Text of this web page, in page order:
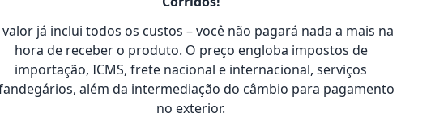
valor já inclui todos os custos – você não pagará nada a mais na
hora de receber o produto. O preço engloba impostos de
importação, ICMS, frete nacional e internacional, serviços
além da intermediação do câmbio para pagamento
no exterior.